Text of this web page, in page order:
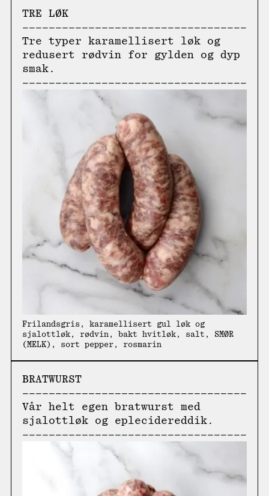
TRE LØK
Tre typer karamellisert løk og
redusert rødvin for gylden og dyp
smak.
Frilandsgris, karamellisert gul løk og
sjalottløk, rødvin, bakt hvitløk, salt, SMØR
(MELK), sort pepper, rosmarin
BRATWURST
Vår helt egen bratwurst med
sjalottløk og eplecidereddik.